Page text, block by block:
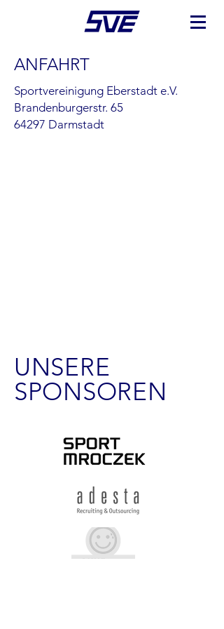
ANFAHRT
Sportvereinigung Eberstadt e.V.
Brandenburgerstr. 65
64297 Darmstadt
UNSERE
SPONSOREN